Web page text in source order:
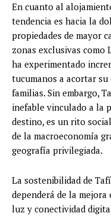
En cuanto al
tendencia es hacia la
propiedades de mayor
zonas exclusivas como
ha experimentado
tucumanos a acortar
familias. Sin embargo,
inefable vinculado a la
destino, es un rito
de la macroeconomía
geografía privilegiada.
La sostenibilidad de
dependerá de la
luz y conectividad